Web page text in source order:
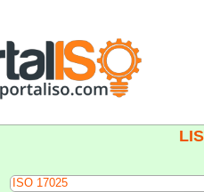
ISO 17025